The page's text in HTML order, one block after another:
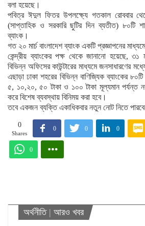
বলা হয়েছে।
পবিত্র ঈদুল ফিতর উপলক্ষ্যে গতকাল রোববার
(সাপ্তাহিক ও সরকারি ছুটির দিন ব্যতীত) ৮০টি
ব্যাংক।
গত ২০ মার্চ বাংলাদেশ ব্যাংক একটি প্রজ্ঞাপনের
কেন্দ্রীয় ব্যাংকের পক্ষ থেকে জানানো হয়েছে, ৩১
বিভিন্ন অফিসের কাউন্টারের মাধ্যমে জনসাধারণের
এছাড়া ঢাকা শহরের বিভিন্ন বাণিজ্যিক ব্যাংকের
৫, ১০,২০, ৫০ টাকা ও ১০০ টাকা মূল্যমান পর্যন্ত
করে বিশেষ ব্যবস্থায় বিনিময় করা হবে।
তবে একজন ব্যক্তি একাধিকবার নতুন নোট নিতে
0
Shares
0 0 0
0
অর্থনীতি| আরও খবর